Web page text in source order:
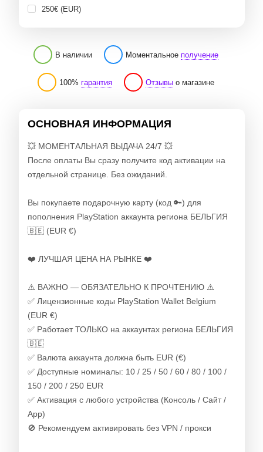
250€ (EUR)
В наличии Моментальное получение
100% гарантия Отзывыо магазине
ОСНОВНАЯ ИНФОРМАЦИЯ
💥 МОМЕНТАЛЬНАЯ ВЫДАЧА 24/7 💥
После оплаты Вы сразу получите код активации на
отдельной странице. Без ожиданий.
Вы покупаете подарочную карту (код 🔑) для
пополнения PlayStation аккаунта региона БЕЛЬГИЯ
🇧🇪 (EUR €)
❤️ ЛУЧШАЯ ЦЕНА НА РЫНКЕ ❤️
⚠️ ВАЖНО — ОБЯЗАТЕЛЬНО К ПРОЧТЕНИЮ ⚠️
✅ Лицензионные коды PlayStation Wallet Belgium
(EUR €)
✅ Работает ТОЛЬКО на аккаунтах региона БЕЛЬГИЯ
🇧🇪
✅ Валюта аккаунта должна быть EUR (€)
✅ Доступные номиналы: 10 / 25 / 50 / 60 / 80 / 100 /
150 / 200 / 250 EUR
✅ Активация с любого устройства (Консоль / Сайт /
App)
🚫 Рекомендуем активировать без VPN / прокси